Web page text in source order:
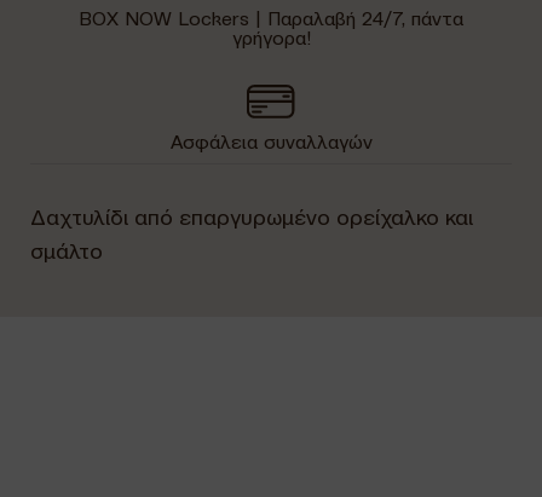
BOX NOW Lockers | Παραλαβή 24/7, πάντα
γρήγορα!
Ασφάλεια συναλλαγών
Δαχτυλίδι από επαργυρωμένο ορείχαλκο και
σμάλτο